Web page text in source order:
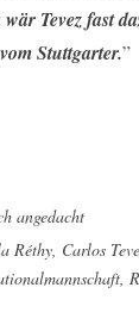
Tevez fast
Stuttgarter.”
angedacht
Réthy, Carlos
,